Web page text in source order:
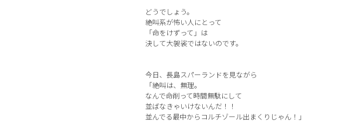
どうでしょう。
絶叫系が怖い人にとって
「命をけずって」は
決して大袈裟ではないのです。
今日、長島スパーランドを見ながら
「絶叫は、無理。
なんで命削って時間無駄にして
並ばなきゃいけないんだ！！
並んでる最中からコルチゾール出まくりじゃん！」